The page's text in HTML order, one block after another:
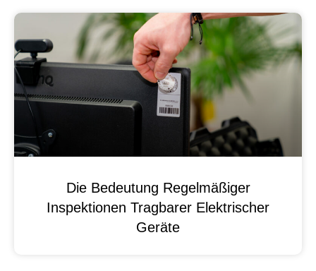
Die Bedeutung Regelmäßiger
Inspektionen Tragbarer Elektrischer
Geräte